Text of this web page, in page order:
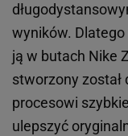
wyników.
ją w butach Nike
stworzony został
procesowi
ulepszyć